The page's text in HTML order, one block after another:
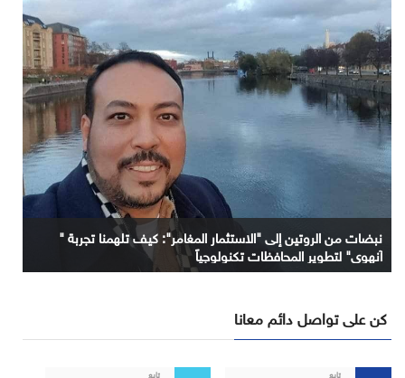
نبضات من الروتين إلى "الاستثمار المغامر": كيف تلهمنا تجربة "
آنهوي" لتطوير المحافظات تكنولوجياً
كن على تواصل دائم معانا
تابع تابع